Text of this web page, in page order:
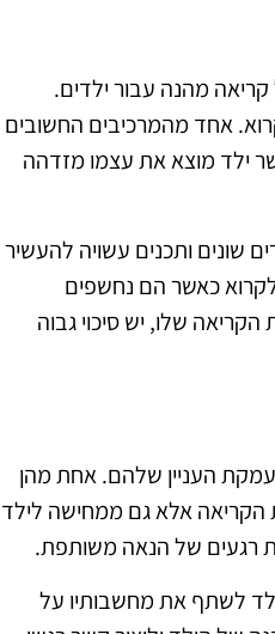
מהנה עבור ילדים.
אחד מהמרכיבים החשובים
ילד מוצא את עצמו מזדהה
שונים ותכנים עשויה להעשיר
לקרוא כאשר הם נחשפים
שלו, יש סיכוי גבוה
העניין שלהם. אחת מהן
הקריאה אלא גם ממחישה לילד
רגעים של הנאה משותפת.
לשתף את מחשבותיו על